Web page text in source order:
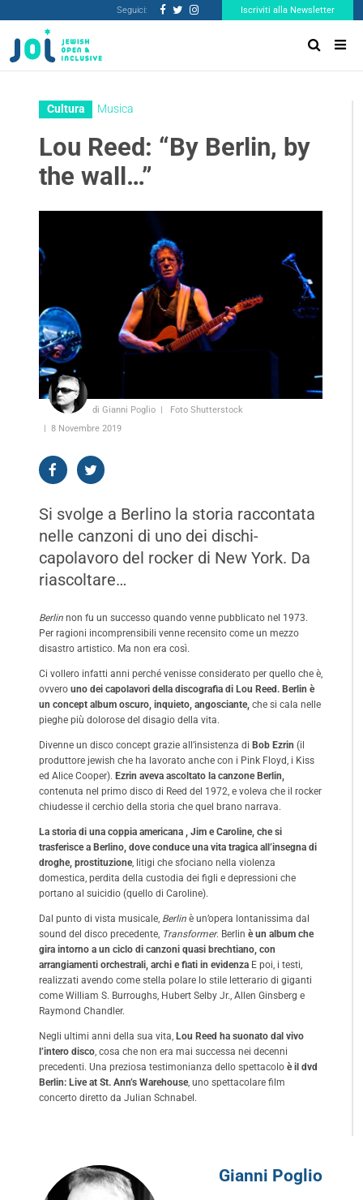
Seguici: Iscriviti alla Newsletter
Cultura Musica
Lou Reed: “By Berlin, by
the wall…”
di Gianni Poglio
Foto Shutterstock
8 Novembre 2019
Si svolge a Berlino la storia raccontata
nelle canzoni di uno dei dischi-
capolavoro del rocker di New York. Da
riascoltare…
Berlin non fu un successo quando venne pubblicato nel 1973.
Per ragioni incomprensibili venne recensito come un mezzo
disastro artistico. Ma non era così.
Ci vollero infatti anni perché venisse considerato per quello che è,
ovvero uno dei capolavori della discografia di Lou Reed. Berlin è
un concept album oscuro, inquieto, angosciante, che si cala nelle
pieghe più dolorose del disagio della vita.
Divenne un disco concept grazie all’insistenza di Bob Ezrin (il
produttore jewish che ha lavorato anche con i Pink Floyd, i Kiss
ed Alice Cooper). Ezrin aveva ascoltato la canzone Berlin,
contenuta nel primo disco di Reed del 1972, e voleva che il rocker
chiudesse il cerchio della storia che quel brano narrava.
La storia di una coppia americana , Jim e Caroline, che si
trasferisce a Berlino, dove conduce una vita tragica all’insegna di
droghe, prostituzione, litigi che sfociano nella violenza
domestica, perdita della custodia dei figli e depressioni che
portano al suicidio (quello di Caroline).
Dal punto di vista musicale, Berlin è un’opera lontanissima dal
sound del disco precedente, Transformer. Berlin è un album che
gira intorno a un ciclo di canzoni quasi brechtiano, con
arrangiamenti orchestrali, archi e fiati in evidenza E poi, i testi,
realizzati avendo come stella polare lo stile letterario di giganti
come William S. Burroughs, Hubert Selby Jr., Allen Ginsberg e
Raymond Chandler.
Negli ultimi anni della sua vita, Lou Reed ha suonato dal vivo
l’intero disco, cosa che non era mai successa nei decenni
precedenti. Una preziosa testimonianza dello spettacolo è il dvd
Berlin: Live at St. Ann’s Warehouse, uno spettacolare film
concerto diretto da Julian Schnabel.
Gianni Poglio